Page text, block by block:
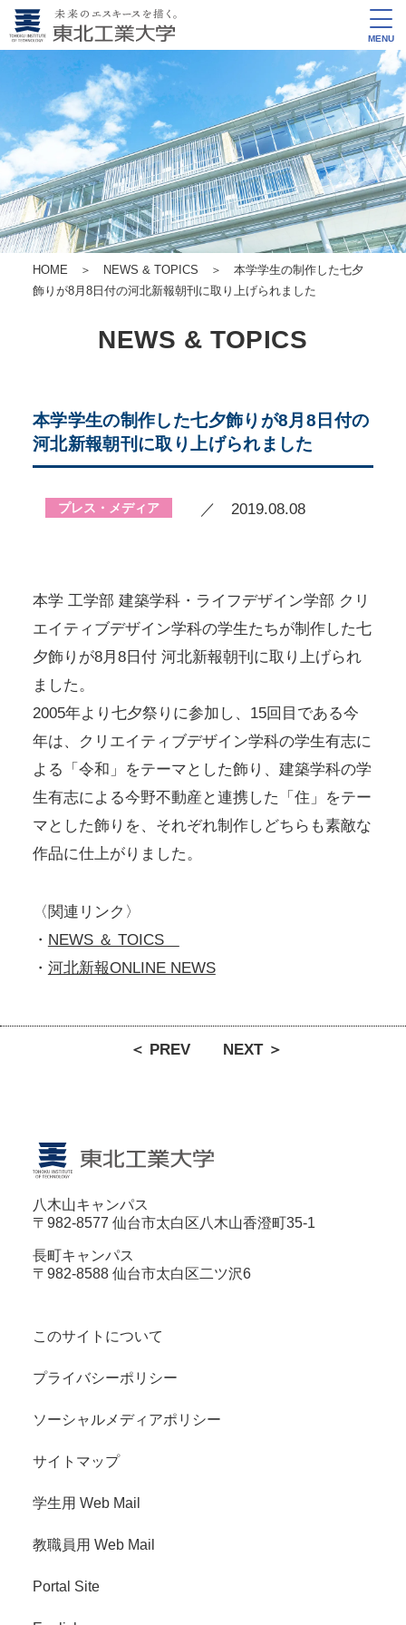
MENU
HOME ＞ NEWS & TOPICS ＞ 本学学生の制作した七夕
飾りが8月8日付の河北新報朝刊に取り上げられました
NEWS & TOPICS
本学学生の制作した七夕飾りが8月8日付の
河北新報朝刊に取り上げられました
プレス・メディア ／ 2019.08.08
本学 工学部 建築学科・ライフデザイン学部 クリ
エイティブデザイン学科の学生たちが制作した七
夕飾りが8月8日付 河北新報朝刊に取り上げられ
ました。
2005年より七夕祭りに参加し、15回目である今
年は、クリエイティブデザイン学科の学生有志に
よる「令和」をテーマとした飾り、建築学科の学
生有志による今野不動産と連携した「住」をテー
マとした飾りを、それぞれ制作しどちらも素敵な
作品に仕上がりました。
〈関連リンク〉
・ NEWS ＆ TOICS
・ 河北新報ONLINE NEWS
＜ PREV NEXT ＞
八木山キャンパス
〒982-8577 仙台市太白区八木山香澄町35-1
長町キャンパス
〒982-8588 仙台市太白区二ツ沢6
このサイトについて
プライバシーポリシー
ソーシャルメディアポリシー
サイトマップ
学生用 Web Mail
教職員用 Web Mail
Portal Site